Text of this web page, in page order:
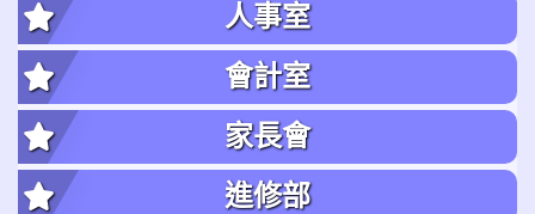
人事室
會計室
家長會
進修部